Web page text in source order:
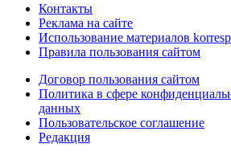
Контакты
Реклама на сайте
Использование материалов
Правила пользования сайтом
Договор пользования сайтом
Политика в сфере
данных
Пользовательское соглашение
Редакция